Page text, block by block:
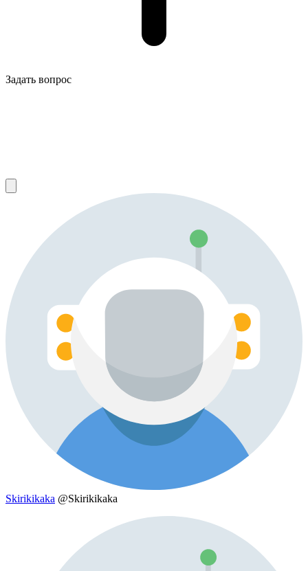
Задать вопрос
Skirikikaka @Skirikikaka